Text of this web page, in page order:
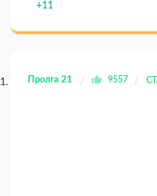
+11
Пролга 21 9557